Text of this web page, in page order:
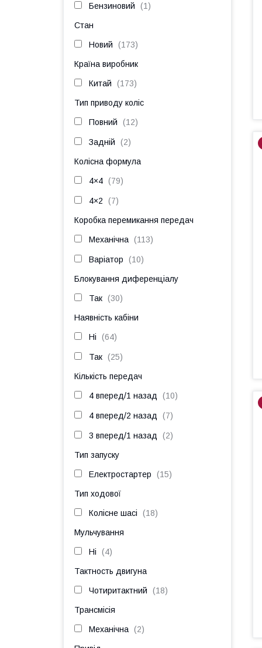
Бензиновий 1
Стан
Новий 173
Країна виробник
Китай 173
Тип приводу коліс
Повний 12
Задній 2
Колісна формула
4×4 79
4×2 7
Коробка перемикання передач
Механічна 113
Варіатор 10
Блокування диференціалу
Так 30
Наявність кабіни
Ні 64
Так 25
Кількість передач
4 вперед/1 назад 10
4 вперед/2 назад 7
3 вперед/1 назад 2
Тип запуску
Електростартер 15
Тип ходової
Колісне шасі 18
Мульчування
Ні 4
Тактность двигуна
Чотиритактний 18
Трансмісія
Механічна 2